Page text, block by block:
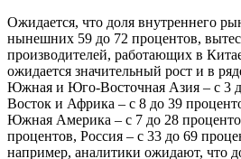
Ожидается, что доля внутреннего
нынешних 59 до 72 процентов,
производителей, работающих в
ожидается значительный рост и в
Южная и Юго-Восточная Азия – с 3
Восток и Африка – с 8 до 39
Южная Америка – с 7 до 28
процентов, Россия – с 33 до 69
например, аналитики ожидают, что